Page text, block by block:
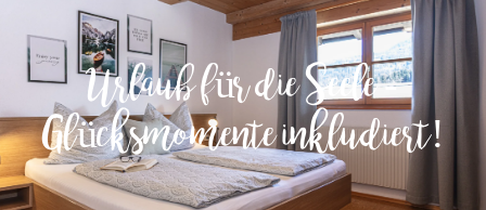
Urlaub für die Seele -
Glücksmomente inkludiert!